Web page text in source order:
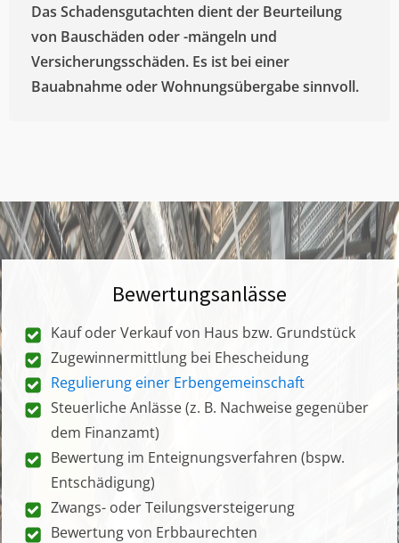
Das Schadensgutachten dient der Beurteilung
von Bauschäden oder -mängeln und
Versicherungsschäden. Es ist bei einer
Bauabnahme oder Wohnungsübergabe sinnvoll.
Bewertungsanlässe
Kauf oder Verkauf von Haus bzw. Grundstück
Zugewinnermittlung bei Ehescheidung
Regulierung einer Erbengemeinschaft
Steuerliche Anlässe (z. B. Nachweise gegenüber
dem Finanzamt)
Bewertung im Enteignungsverfahren (bspw.
Entschädigung)
Zwangs- oder Teilungsversteigerung
Bewertung von Erbbaurechten